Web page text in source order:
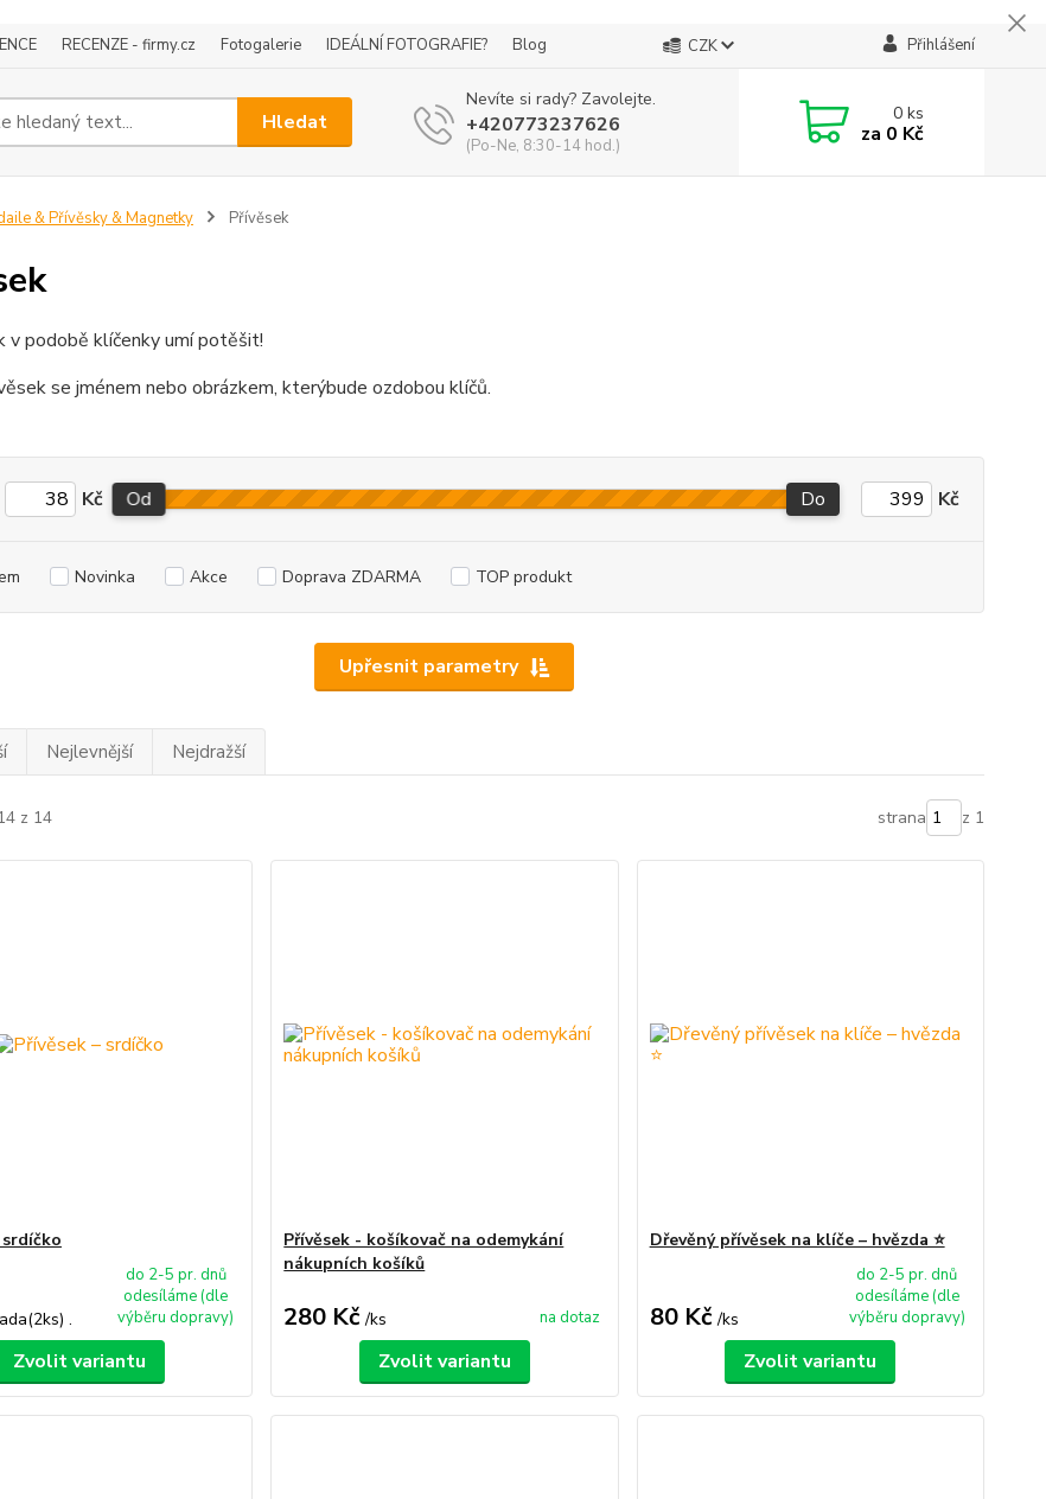
RECENZE - firmy.cz Fotogalerie IDEÁLNÍ FOTOGRAFIE? Blog CZK Přihlášení
Hledat
Nevíte si rady? Zavolejte.
+420773237626
(Po-Ne, 8:30-14 hod.)
0ks
za 0 Kč
& Přívěsky & Magnetky Přívěsek
v podobě klíčenky umí potěšit!
se jménem nebo obrázkem, kterýbude ozdobou klíčů.
Upřesnit parametry
Kč Od Do Kč
Novinka Akce Doprava ZDARMA TOP produkt
Nejlevnější Nejdražší
z 14 strana z 1
srdíčko
.
do 2-5 pr. dnů
odesíláme (dle
výběru dopravy)
Zvolit variantu
Přívěsek - košíkovač na odemykání
nákupních košíků
280 Kč /ks na dotaz
Zvolit variantu
Dřevěný přívěsek na klíče – hvězda ⭐
80 Kč /ks
do 2-5 pr. dnů
odesíláme (dle
výběru dopravy)
Zvolit variantu